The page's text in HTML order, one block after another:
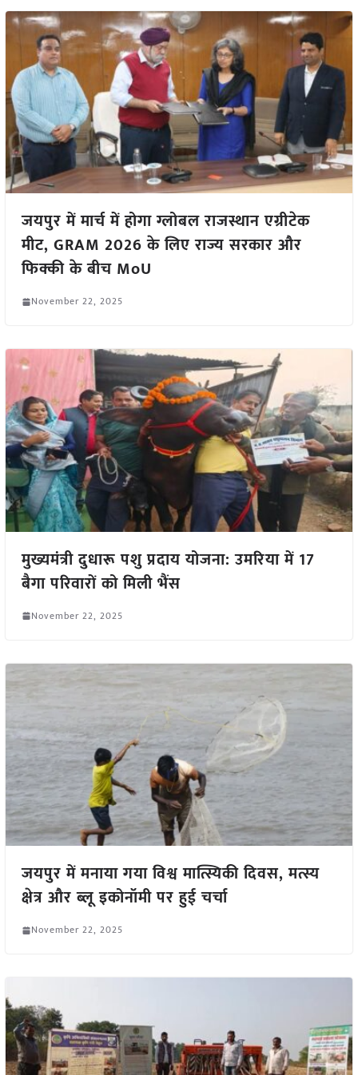
जयपुर में मार्च में होगा ग्लोबल राजस्थान एग्रीटेक
मीट, GRAM 2026 के लिए राज्य सरकार और
फिक्की के बीच MoU
November 22, 2025
मुख्यमंत्री दुधारू पशु प्रदाय योजना: उमरिया में 17
बैगा परिवारों को मिली भैंस
November 22, 2025
जयपुर में मनाया गया विश्व मात्स्यिकी दिवस, मत्स्य
क्षेत्र और ब्लू इकोनॉमी पर हुई चर्चा
November 22, 2025